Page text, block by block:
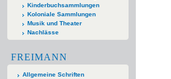
Kinderbuchsammlungen
Koloniale Sammlungen
Musik und Theater
Nachlässe
FREIMANN
Allgemeine Schriften